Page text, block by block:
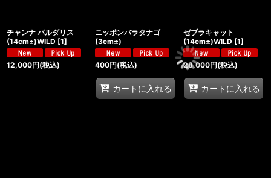
チャンナ パルダリス
(14cm±)WILD [1]
12,000円(税込)
ニッポンバラタナゴ
(3cm±)
400円(税込)
カートに入れる
ゼブラキャット
(14cm±)WILD [1]
28,000円(税込)
カートに入れる